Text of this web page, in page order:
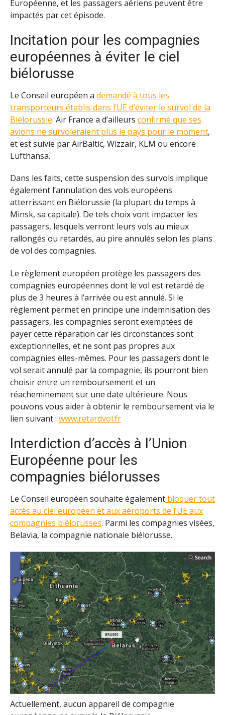
Européenne, et les passagers aériens peuvent être
impactés par cet épisode.
Incitation pour les compagnies
européennes à éviter le ciel
biélorusse
Le Conseil européen a demandé à tous les
transporteurs établis dans l’UE d’éviter le survol de la
Biélorussie. Air France a d’ailleurs confirmé que ses
avions ne survoleraient plus le pays pour le moment,
et est suivie par AirBaltic, Wizzair, KLM ou encore
Lufthansa.
Dans les faits, cette suspension des survols implique
également l’annulation des vols européens
atterrissant en Biélorussie (la plupart du temps à
Minsk, sa capitale). De tels choix vont impacter les
passagers, lesquels verront leurs vols au mieux
rallongés ou retardés, au pire annulés selon les plans
de vol des compagnies.
Le règlement européen protège les passagers des
compagnies européennes dont le vol est retardé de
plus de 3 heures à l’arrivée ou est annulé. Si le
règlement permet en principe une indemnisation des
passagers, les compagnies seront exemptées de
payer cette réparation car les circonstances sont
exceptionnelles, et ne sont pas propres aux
compagnies elles-mêmes. Pour les passagers dont le
vol serait annulé par la compagnie, ils pourront bien
choisir entre un remboursement et un
réacheminement sur une date ultérieure. Nous
pouvons vous aider à obtenir le remboursement via le
lien suivant : www.retardvol.fr
Interdiction d’accès à l’Union
Européenne pour les
compagnies biélorusses
Le Conseil européen souhaite également bloquer tout
accès au ciel européen et aux aéroports de l’UE aux
compagnies biélorusses. Parmi les compagnies visées,
Belavia, la compagnie nationale biélorusse.
Actuellement, aucun appareil de compagnie